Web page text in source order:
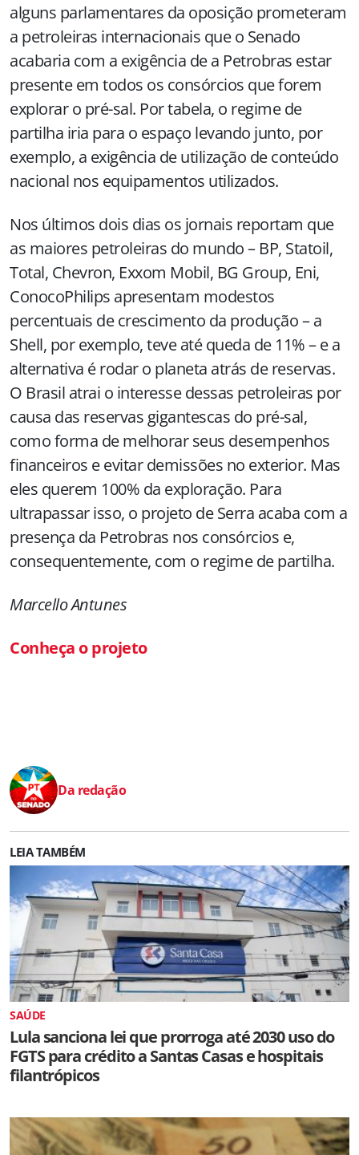
alguns parlamentares da oposição prometeram
a petroleiras internacionais que o Senado
acabaria com a exigência de a Petrobras estar
presente em todos os consórcios que forem
explorar o pré-sal. Por tabela, o regime de
partilha iria para o espaço levando junto, por
exemplo, a exigência de utilização de conteúdo
nacional nos equipamentos utilizados.
Nos últimos dois dias os jornais reportam que
as maiores petroleiras do mundo – BP, Statoil,
Total, Chevron, Exxom Mobil, BG Group, Eni,
ConocoPhilips apresentam modestos
percentuais de crescimento da produção – a
Shell, por exemplo, teve até queda de 11% – e a
alternativa é rodar o planeta atrás de reservas.
O Brasil atrai o interesse dessas petroleiras por
causa das reservas gigantescas do pré-sal,
como forma de melhorar seus desempenhos
financeiros e evitar demissões no exterior. Mas
eles querem 100% da exploração. Para
ultrapassar isso, o projeto de Serra acaba com a
presença da Petrobras nos consórcios e,
consequentemente, com o regime de partilha.
Marcello Antunes
Conheça o projeto
Da redação
LEIA TAMBÉM
SAÚDE
Lula sanciona lei que prorroga até 2030 uso do
FGTS para crédito a Santas Casas e hospitais
filantrópicos